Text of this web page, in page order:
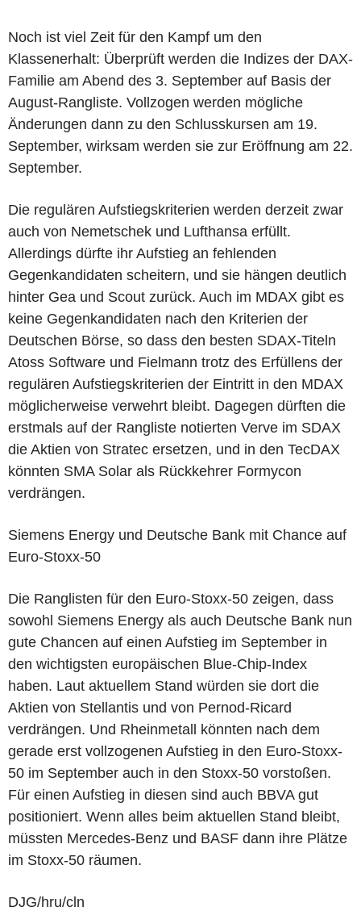
Noch ist viel Zeit für den Kampf um den
Klassenerhalt: Überprüft werden die Indizes der DAX-
Familie am Abend des 3. September auf Basis der
August-Rangliste. Vollzogen werden mögliche
Änderungen dann zu den Schlusskursen am 19.
September, wirksam werden sie zur Eröffnung am 22.
September.
Die regulären Aufstiegskriterien werden derzeit zwar
auch von Nemetschek und Lufthansa erfüllt.
Allerdings dürfte ihr Aufstieg an fehlenden
Gegenkandidaten scheitern, und sie hängen deutlich
hinter Gea und Scout zurück. Auch im MDAX gibt es
keine Gegenkandidaten nach den Kriterien der
Deutschen Börse, so dass den besten SDAX-Titeln
Atoss Software und Fielmann trotz des Erfüllens der
regulären Aufstiegskriterien der Eintritt in den MDAX
möglicherweise verwehrt bleibt. Dagegen dürften die
erstmals auf der Rangliste notierten Verve im SDAX
die Aktien von Stratec ersetzen, und in den TecDAX
könnten SMA Solar als Rückkehrer Formycon
verdrängen.
Siemens Energy und Deutsche Bank mit Chance auf
Euro-Stoxx-50
Die Ranglisten für den Euro-Stoxx-50 zeigen, dass
sowohl Siemens Energy als auch Deutsche Bank nun
gute Chancen auf einen Aufstieg im September in
den wichtigsten europäischen Blue-Chip-Index
haben. Laut aktuellem Stand würden sie dort die
Aktien von Stellantis und von Pernod-Ricard
verdrängen. Und Rheinmetall könnten nach dem
gerade erst vollzogenen Aufstieg in den Euro-Stoxx-
50 im September auch in den Stoxx-50 vorstoßen.
Für einen Aufstieg in diesen sind auch BBVA gut
positioniert. Wenn alles beim aktuellen Stand bleibt,
müssten Mercedes-Benz und BASF dann ihre Plätze
im Stoxx-50 räumen.
DJG/hru/cln